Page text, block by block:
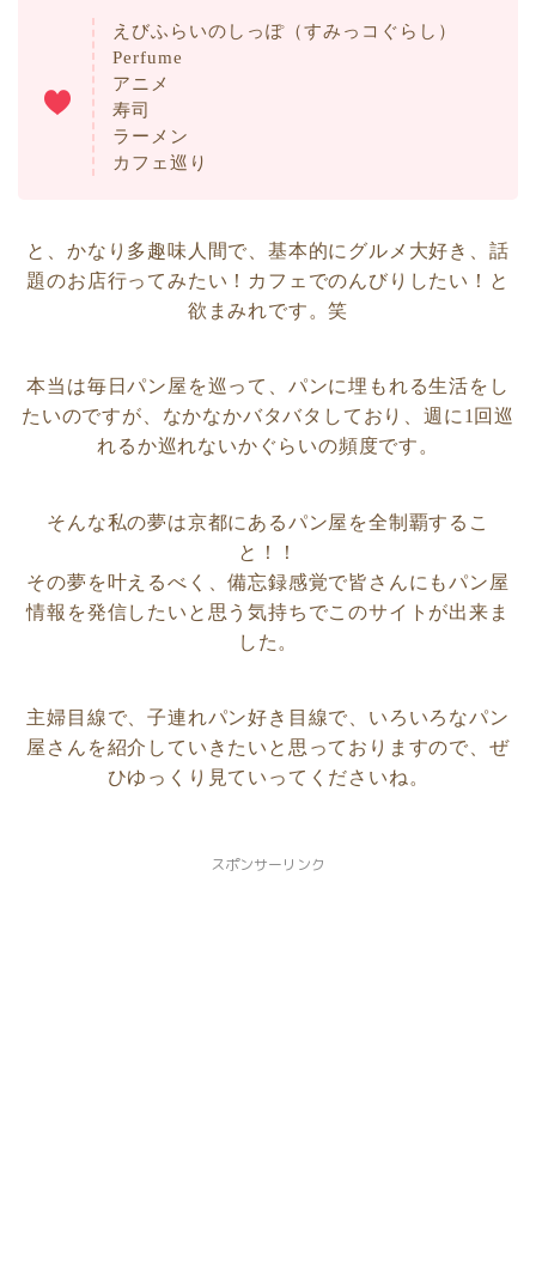
えびふらいのしっぽ（すみっコぐらし）
Perfume
アニメ
寿司
ラーメン
カフェ巡り
と、かなり多趣味人間で、基本的にグルメ大好き、話
題のお店行ってみたい！カフェでのんびりしたい！と
欲まみれです。笑
本当は毎日パン屋を巡って、パンに埋もれる生活をし
たいのですが、なかなかバタバタしており、週に1回巡
れるか巡れないかぐらいの頻度です。
そんな私の夢は京都にあるパン屋を全制覇するこ
と！！
その夢を叶えるべく、備忘録感覚で皆さんにもパン屋
情報を発信したいと思う気持ちでこのサイトが出来ま
した。
主婦目線で、子連れパン好き目線で、いろいろなパン
屋さんを紹介していきたいと思っておりますので、ぜ
ひゆっくり見ていってくださいね。
スポンサーリンク
ホーム
パンイベント情報
お取り寄せパン
パン屋
京都市上京区